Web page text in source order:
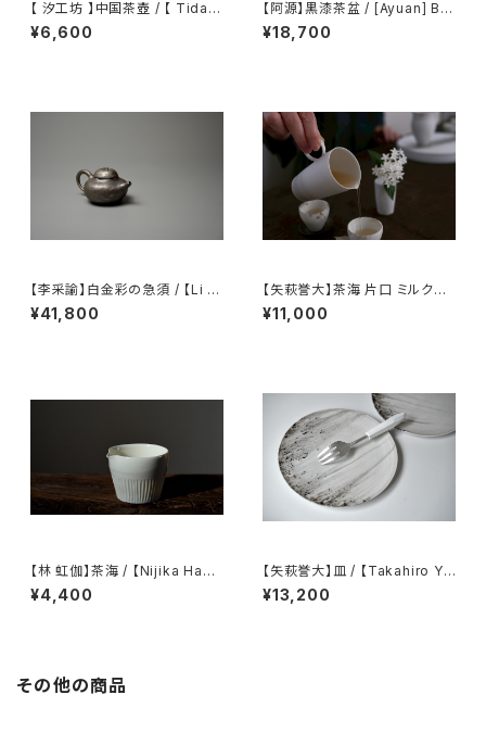
【 汐工坊 】中国茶壺 / 【 Tidal
Atelier 】Chinese teapot
¥6,600
【阿源】黒漆茶盆 / [Ayuan] Bla
ck Lacquer Tea Tray
¥18,700
【李采諭】白金彩の急須 / 【Li C
aiyu】Platinum Decoration t
eapot
¥41,800
【矢萩誉大】茶海 片口 ミルクピ
ッチャー / 【Takahiro Yahagi】
Fair cup Katakuchi Milk pit
¥11,000
【林 虹伽】茶海 / 【Nijika Haya
shi 】tea pitcher
¥4,400
【矢萩誉大】皿 / 【Takahiro Ya
hagi】plate
¥13,200
その他の商品